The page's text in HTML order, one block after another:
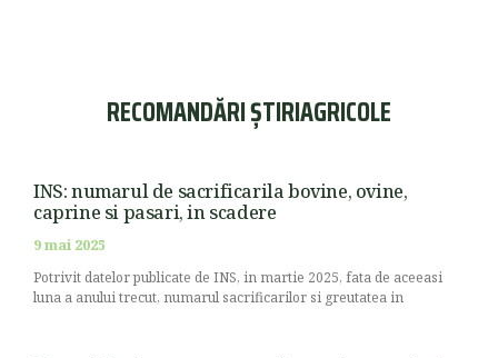
RECOMANDĂRI ȘTIRIAGRICOLE
INS: numarul de sacrificarila bovine, ovine,
caprine si pasari, in scadere
9 mai 2025
Potrivit datelor publicate de INS, in martie 2025, fata de aceeasi
luna a anului trecut, numarul sacrificarilor si greutatea in